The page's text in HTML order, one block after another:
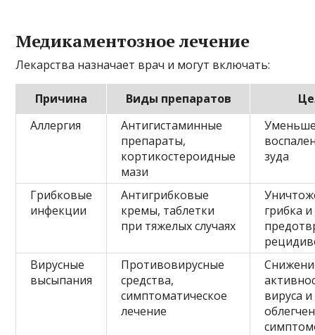
Медикаментозное лечение
Лекарства назначает врач и могут включать:
Причина Виды препаратов
Аллергия
Антигистаминные
препараты,
кортикостероидные
мази
зуда
Грибковые
инфекции
Антигрибковые
кремы, таблетки
при тяжелых случаях
грибка и
Вирусные
высыпания
Противовирусные
средства,
симптоматическое
лечение
вируса и